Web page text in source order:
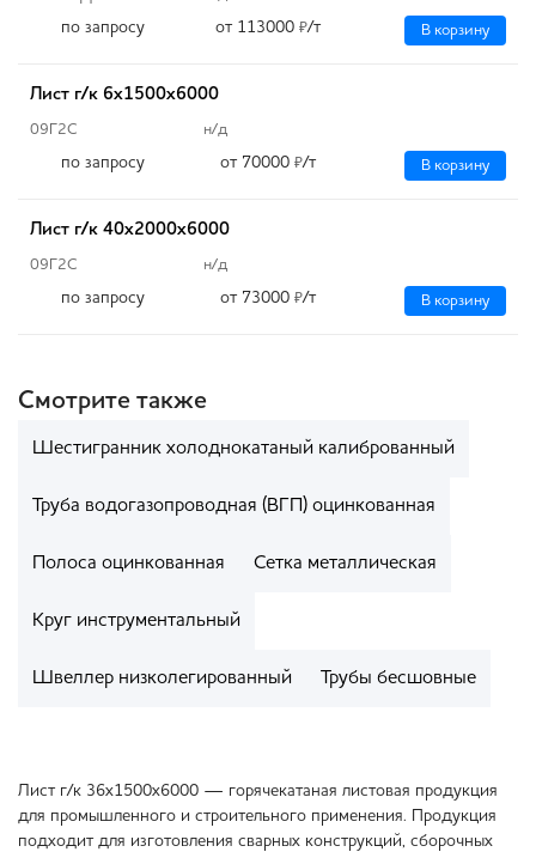
по запросу от 113000 ₽/т В корзину
Лист г/к 6х1500х6000
09Г2С н/д
по запросу от 70000 ₽/т В корзину
Лист г/к 40х2000х6000
09Г2С н/д
по запросу от 73000 ₽/т В корзину
Смотрите также
Шестигранник холоднокатаный калиброванный
Труба водогазопроводная (ВГП) оцинкованная
Полоса оцинкованная Сетка металлическая
Круг инструментальный
Швеллер низколегированный Трубы бесшовные
Лист г/к 36х1500х6000 — горячекатаная листовая продукция
для промышленного и строительного применения. Продукция
подходит для изготовления сварных конструкций, сборочных